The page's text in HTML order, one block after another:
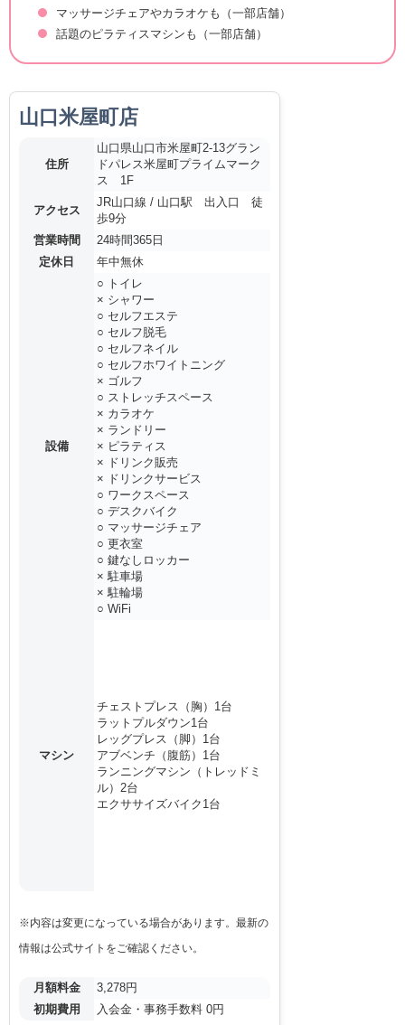
マッサージチェアやカラオケも（一部店舗）
話題のピラティスマシンも（一部店舗）
山口米屋町店
住所
山口県山口市米屋町2-13グラン
ドパレス米屋町プライムマーク
ス 1F
アクセス
JR山口線 / 山口駅 出入口 徒
歩9分
営業時間
24時間365日
定休日
年中無休
設備
○ トイレ
× シャワー
○ セルフエステ
○ セルフ脱毛
○ セルフネイル
○ セルフホワイトニング
× ゴルフ
○ ストレッチスペース
× カラオケ
× ランドリー
× ピラティス
× ドリンク販売
× ドリンクサービス
○ ワークスペース
○ デスクバイク
○ マッサージチェア
○ 更衣室
○ 鍵なしロッカー
× 駐車場
× 駐輪場
○ WiFi
マシン
チェストプレス（胸）1台
ラットプルダウン1台
レッグプレス（脚）1台
アブベンチ（腹筋）1台
ランニングマシン（トレッドミ
ル）2台
エクササイズバイク1台
※内容は変更になっている場合があります。最新の
情報は公式サイトをご確認ください。
月額料金
3,278円
初期費用
入会金・事務手数料 0円